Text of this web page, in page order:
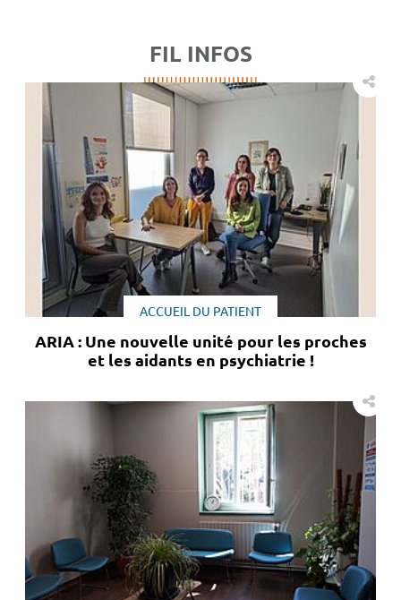
FIL INFOS
ACCUEIL DU PATIENT
ARIA : Une nouvelle unité pour les proches
et les aidants en psychiatrie !